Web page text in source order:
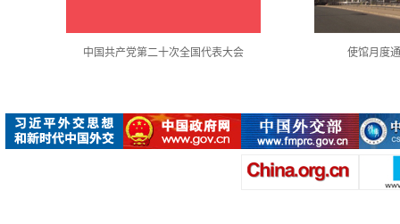
中国共产党第二十次全国代表大会 使馆月度